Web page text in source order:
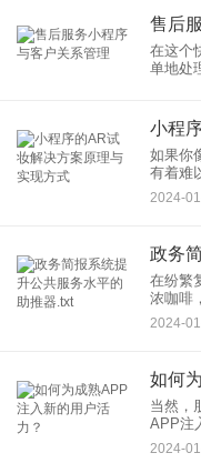
售后
在这个
单地处
务小程
小程
如果你
有着难
种种不
了。我
2024-
在纷繁
浓咖啡
力。而
公共服
2024-
如何
当然，
APP注
《老友记
的APP
2024-